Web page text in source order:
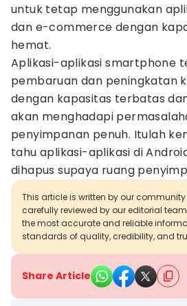
untuk tetap menggunakan
dan e-commerce dengan
hemat.
Aplikasi-aplikasi smartphone
pembaruan dan peningkatan
dengan kapasitas terbatas
akan menghadapi
penyimpanan penuh. Itulah
tahu aplikasi-aplikasi di
dihapus supaya ruang
This article is written by our
carefully reviewed by our editorial
the most accurate and reliable
standards of quality, credibility, and
Share Article